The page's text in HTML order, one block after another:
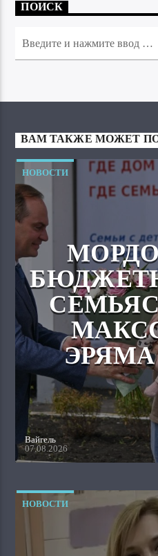
ПОИСК
ВАМ ТАКЖЕ МОЖЕТ
НОВОСТИ
ЭРЯМА
Вайгель
07.08.2026
НОВОСТИ